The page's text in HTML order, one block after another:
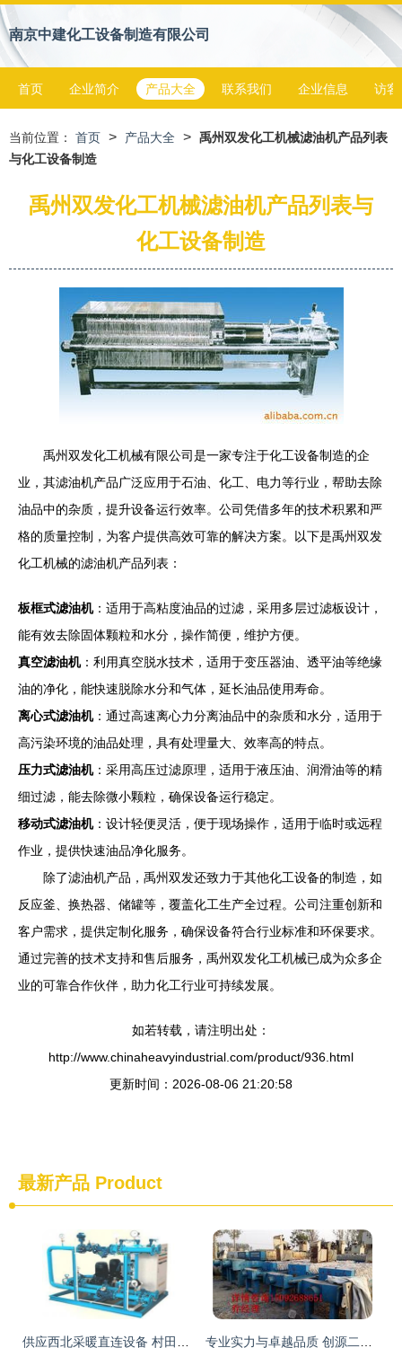
南京中建化工设备制造有限公司
首页 企业简介 产品大全 联系我们 企业信息 访客
当前位置： 首页 > 产品大全 > 禹州双发化工机械滤油机产品列表
与化工设备制造
禹州双发化工机械滤油机产品列表与
化工设备制造
禹州双发化工机械有限公司是一家专注于化工设备制造的企
业，其滤油机产品广泛应用于石油、化工、电力等行业，帮助去除
油品中的杂质，提升设备运行效率。公司凭借多年的技术积累和严
格的质量控制，为客户提供高效可靠的解决方案。以下是禹州双发
化工机械的滤油机产品列表：
板框式滤油机：适用于高粘度油品的过滤，采用多层过滤板设计，
能有效去除固体颗粒和水分，操作简便，维护方便。
真空滤油机：利用真空脱水技术，适用于变压器油、透平油等绝缘
油的净化，能快速脱除水分和气体，延长油品使用寿命。
离心式滤油机：通过高速离心力分离油品中的杂质和水分，适用于
高污染环境的油品处理，具有处理量大、效率高的特点。
压力式滤油机：采用高压过滤原理，适用于液压油、润滑油等的精
细过滤，能去除微小颗粒，确保设备运行稳定。
移动式滤油机：设计轻便灵活，便于现场操作，适用于临时或远程
作业，提供快速油品净化服务。
除了滤油机产品，禹州双发还致力于其他化工设备的制造，如
反应釜、换热器、储罐等，覆盖化工生产全过程。公司注重创新和
客户需求，提供定制化服务，确保设备符合行业标准和环保要求。
通过完善的技术支持和售后服务，禹州双发化工机械已成为众多企
业的可靠合作伙伴，助力化工行业可持续发展。
如若转载，请注明出处：
http://www.chinaheavyindustrial.com/product/936.html
更新时间：2026-08-06 21:20:58
最新产品 Product